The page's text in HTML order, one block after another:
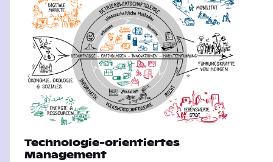
Technologie-orientiertes
Management